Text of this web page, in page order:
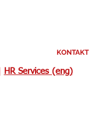
KONTAKT
HR Services (eng)